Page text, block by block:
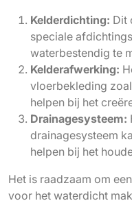
Kelderdichting: Dit
speciale
waterbestendig te
Kelderafwerking:
vloerbekleding
helpen bij het
Drainagesysteem:
drainagesysteem
helpen bij het
Het is raadzaam om
voor het waterdicht